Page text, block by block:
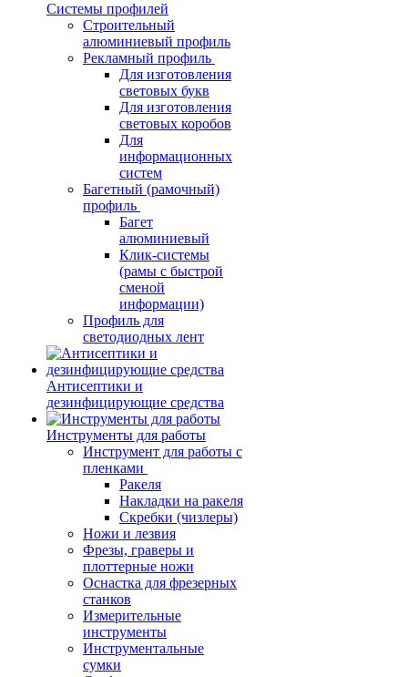
Системы профилей
Строительный
алюминиевый профиль
Рекламный профиль
Для изготовления
световых букв
Для изготовления
световых коробов
Для
информационных
систем
Багетный (рамочный)
профиль
Багет
алюминиевый
Клик-системы
(рамы с быстрой
сменой
информации)
Профиль для
светодиодных лент
Антисептики и
дезинфицирующие средства
Инструменты для работы
Инструмент для работы с
пленками
Ракеля
Накладки на ракеля
Скребки (чизлеры)
Ножи и лезвия
Фрезы, граверы и
плоттерные ножи
Оснастка для фрезерных
станков
Измерительные
инструменты
Инструментальные
сумки